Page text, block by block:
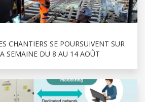
CHANTIERS SE POURSUIVENT SUR
SEMAINE DU 8 AU 14 AOÛT